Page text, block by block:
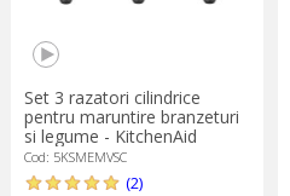
Set 3 razatori cilindrice
pentru maruntire branzeturi
si legume - KitchenAid
Cod: 5KSMEMVSC
(2)